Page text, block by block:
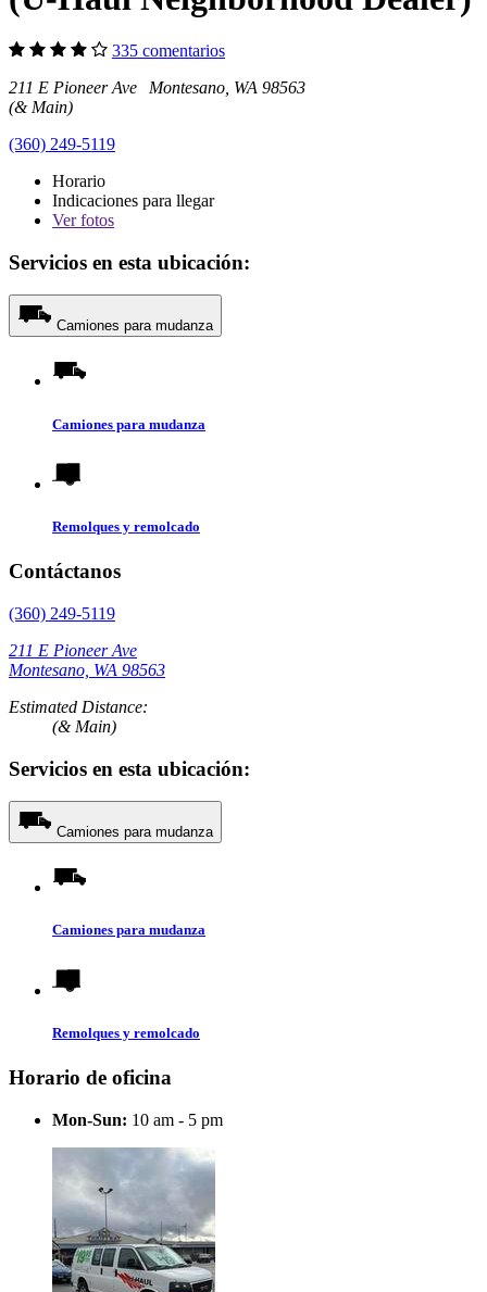
335 comentarios
211 E Pioneer Ave Montesano, WA 98563
(& Main)
(360) 249-5119
Horario
Indicaciones para llegar
Verfotos
Servicios en esta ubicación:
Camiones para mudanza
Camiones para mudanza
Remolques y remolcado
Contáctanos
(360) 249-5119
211 E Pioneer Ave
Montesano, WA 98563
Estimated Distance:
(& Main)
Servicios en esta ubicación:
Camiones para mudanza
Camiones para mudanza
Remolques y remolcado
Horario de oficina
Mon-Sun: 10 am - 5 pm